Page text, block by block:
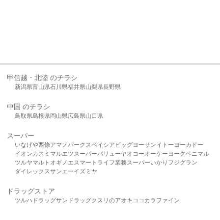
甲信越・北陸 のチラシ
新潟県富山県石川県福井県山梨県長野県
中国 のチラシ
鳥取県島根県岡山県広島県山口県
スーパー
いなげや西條アマノパークスベイシア ビッグヨーサンイトーヨーカドー
イオンカスミ マルエツスーパーバリューヤオコーオーケー ヨークベニマル
ツルヤマルト オギノ エスマート ライフ業務スーパーいかり フジグラン
ダイレックスサンエーイズミヤ
ドラッグストア
ツルハドラッグサンドラッグクスリのアオキ ココカラファイン